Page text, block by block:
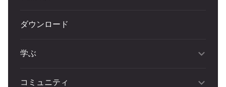
ダウンロード
学ぶ
コミュニティ